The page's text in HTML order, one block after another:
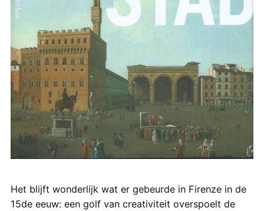
Het blijft wonderlijk wat er gebeurde in Firenze in de
15de eeuw: een golf van creativiteit overspoelt de